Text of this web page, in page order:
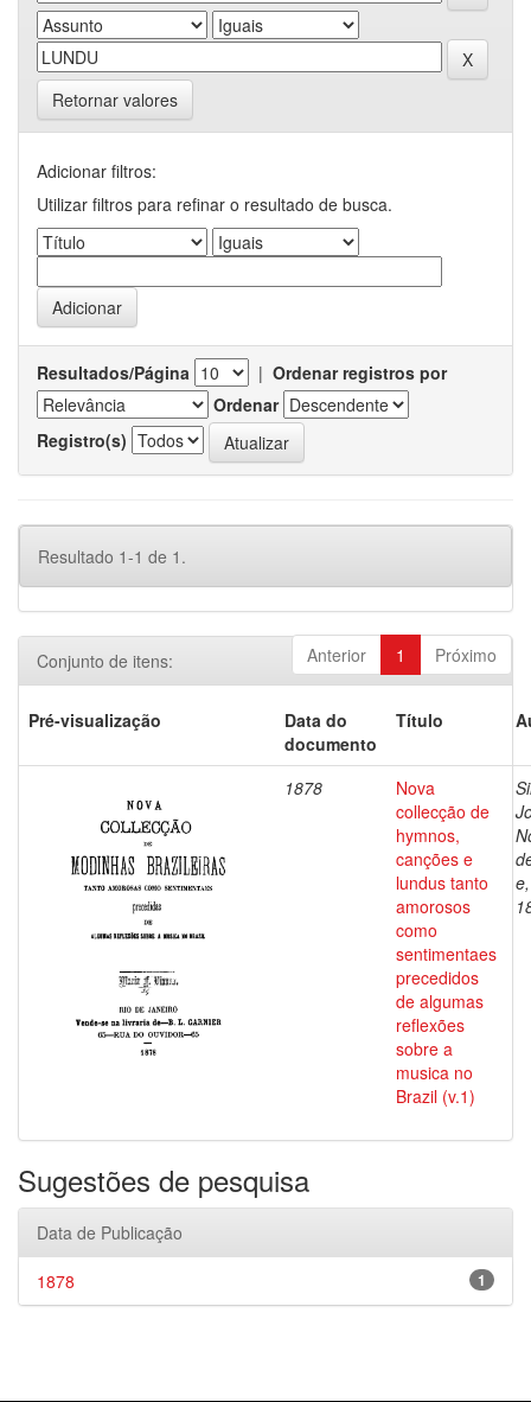
Retornar valores
Adicionar filtros:
Utilizar filtros para refinar o resultado de busca.
Resultados/Página | Ordenar registros por
Ordenar
Registro(s)
Resultado 1-1 de 1.
Anterior 1 Próximo
Conjunto de itens:
Pré-visualização
Data do
documento
Título
1878
Nova
collecção de
hymnos,
canções e
lundus tanto
amorosos
como
sentimentaes
precedidos
de algumas
reflexões
sobre a
musica no
Brazil (v.1)
Sugestões de pesquisa
Data de Publicação
1
1878